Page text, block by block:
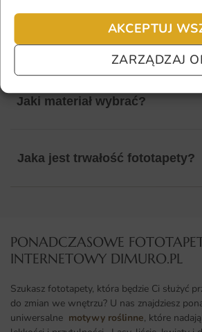
AKCEPTUJ
ZARZĄDZAJ
a inny na komputerze. Jak
kolor?
Jaki materiał wybrać?
Jaka jest trwałość fototapety?
PONADCZASOWE
INTERNETOWY DIMURO.PL​
Szukasz fototapety, która będzie Ci służyć
do zmian we wnętrzu? U nas znajdziesz
uniwersalne motywy roślinne, które